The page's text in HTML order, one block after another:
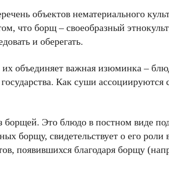
объектов нематериального
что борщ – своеобразный
и оберегать.
объединяет важная изюминка –
Как суши
Это блюдо в постном виде
борщу, свидетельствует о его роли
появившихся благодаря борщу